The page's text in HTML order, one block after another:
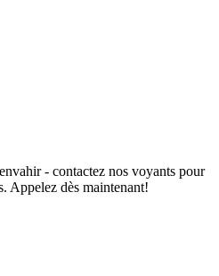
- contactez nos voyants pour
Appelez dès maintenant!